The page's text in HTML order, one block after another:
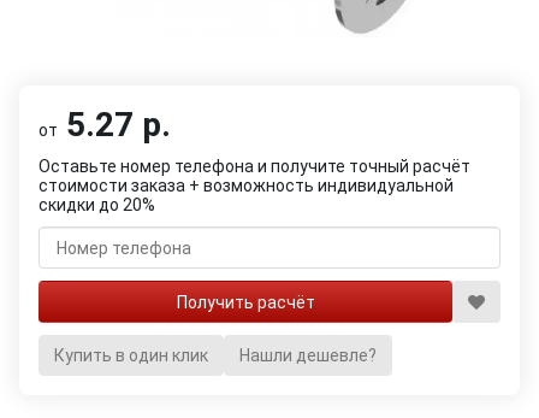
от 5.27 р.
Оставьте номер телефона и получите точный расчёт
стоимости заказа + возможность индивидуальной
скидки до 20%
Купить в один клик Нашли дешевле?